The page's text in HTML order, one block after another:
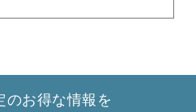
のお得な情報を